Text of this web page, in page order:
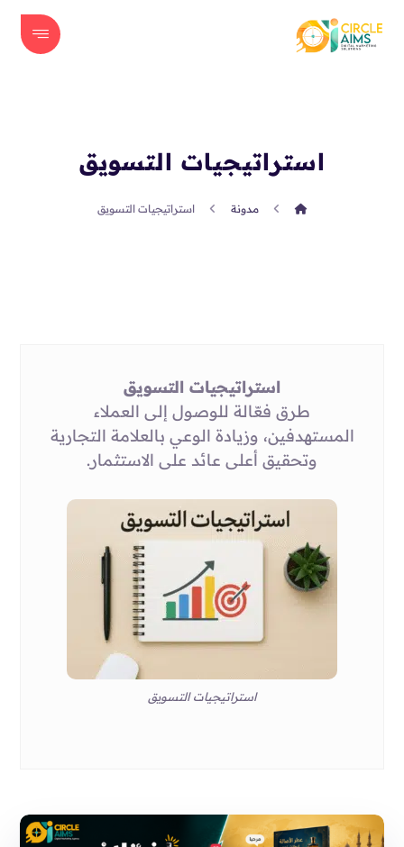
استراتيجيات التسويق
مدونة استراتيجيات التسويق
استراتيجيات التسويق
طرق فعّالة للوصول إلى العملاء
المستهدفين، وزيادة الوعي بالعلامة التجارية
وتحقيق أعلى عائد على الاستثمار.
استراتيجيات التسويق